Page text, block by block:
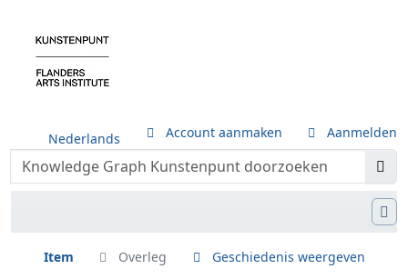
Nederlands Account aanmaken Aanmelden
Item Overleg Geschiedenis weergeven